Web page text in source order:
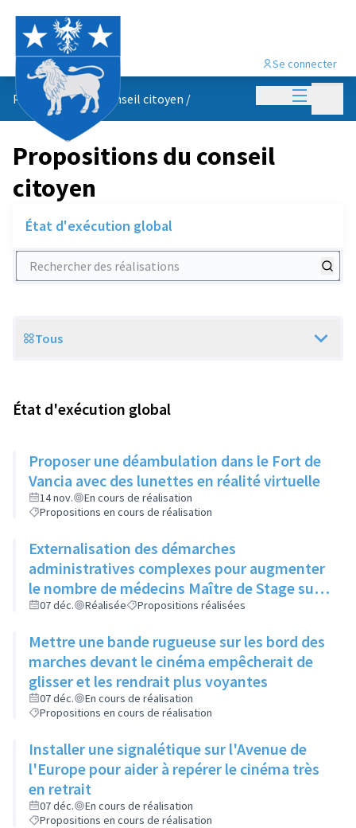
Menu
Se connecter
Propositions du conseil citoyen /
Propositions du conseil
citoyen
État d'exécution global
Rechercher des réalisations
Scope
Tous
État d'exécution global
Proposer une déambulation dans le Fort de
Vancia avec des lunettes en réalité virtuelle
14 nov.
En cours de réalisation
Propositions en cours de réalisation
Externalisation des démarches
administratives complexes pour augmenter
le nombre de médecins Maître de Stage sur
la ville et ainsi avoir plus de stagiaires
07 déc. Réalisée Propositions réalisées
Mettre une bande rugueuse sur les bord des
marches devant le cinéma empêcherait de
glisser et les rendrait plus voyantes
07 déc.
En cours de réalisation
Propositions en cours de réalisation
Installer une signalétique sur l'Avenue de
l'Europe pour aider à repérer le cinéma très
en retrait
07 déc.
En cours de réalisation
Propositions en cours de réalisation